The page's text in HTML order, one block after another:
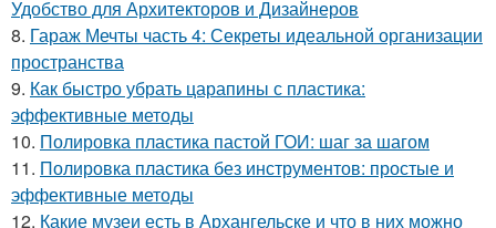
Удобство для Архитекторов и Дизайнеров
8. Гараж Мечты часть 4: Секреты идеальной организации
пространства
9. Как быстро убрать царапины с пластика:
эффективные методы
10. Полировка пластика пастой ГОИ: шаг за шагом
11. Полировка пластика без инструментов: простые и
эффективные методы
12. Какие музеи есть в Архангельске и что в них можно